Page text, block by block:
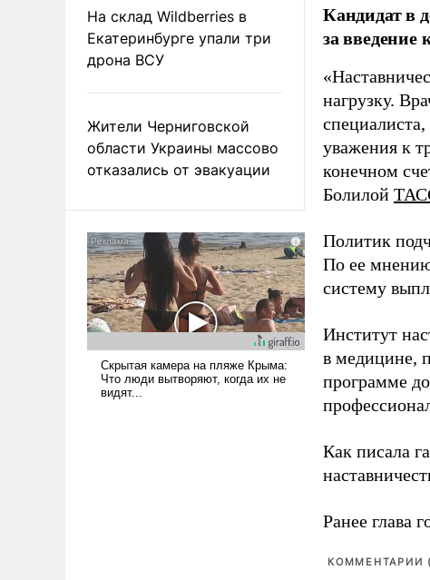
На склад Wildberries в
Екатеринбурге упали три
дрона ВСУ
Жители Черниговской
области Украины массово
отказались от эвакуации
Кандидат в
за введение
нагрузку.
уважения к
конечном
Болилой
Политик
По ее
систему
Институт
в медицине,
программе
Как писала
Ранее глава
КОММЕНТАРИИ